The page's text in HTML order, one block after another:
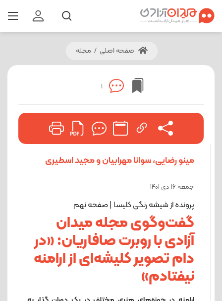
صفحه اصلی / مجله
1
مینو رضایی، سوانا مهرابیان و مجید اسطیری
جمعه 16 دی 1401
پرونده از شیشه رنگی کلیسا | صفحه نهم
گفت‌وگوی مجله میدان
آزادی با روبرت صافاریان: «در
دام تصویر کلیشه‌ای از ارامنه
نیفتادم»